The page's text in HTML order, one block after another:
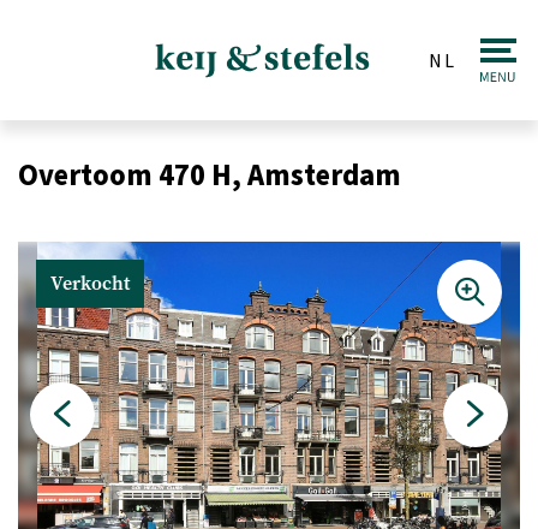
NL
Verkopen
Aankopen
Taxaties
Huren & Verhuren
Beleggingen
Veiling
Overtoom 470 H, Amsterdam
Verkocht